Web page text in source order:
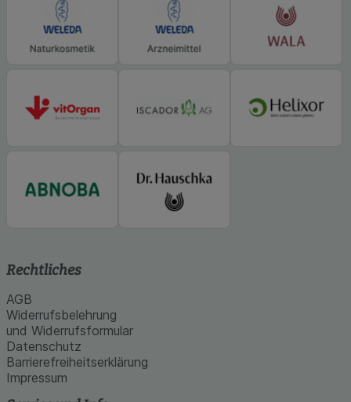
Statistik & Tracking:
Hierüber lassen sich
Informationen über die Art und Weise der Nutzung
unserer Website sammeln, mit deren Hilfe wir
zu gestalten. Bitte beachten Sie, dass Daten
hierfür teilweise an Dritte wie z.B. Google oder
Rechtliches
AGB
Widerrufsbelehrung
und Widerrufsformular
Datenschutz
Barrierefreiheitserklärung
Impressum